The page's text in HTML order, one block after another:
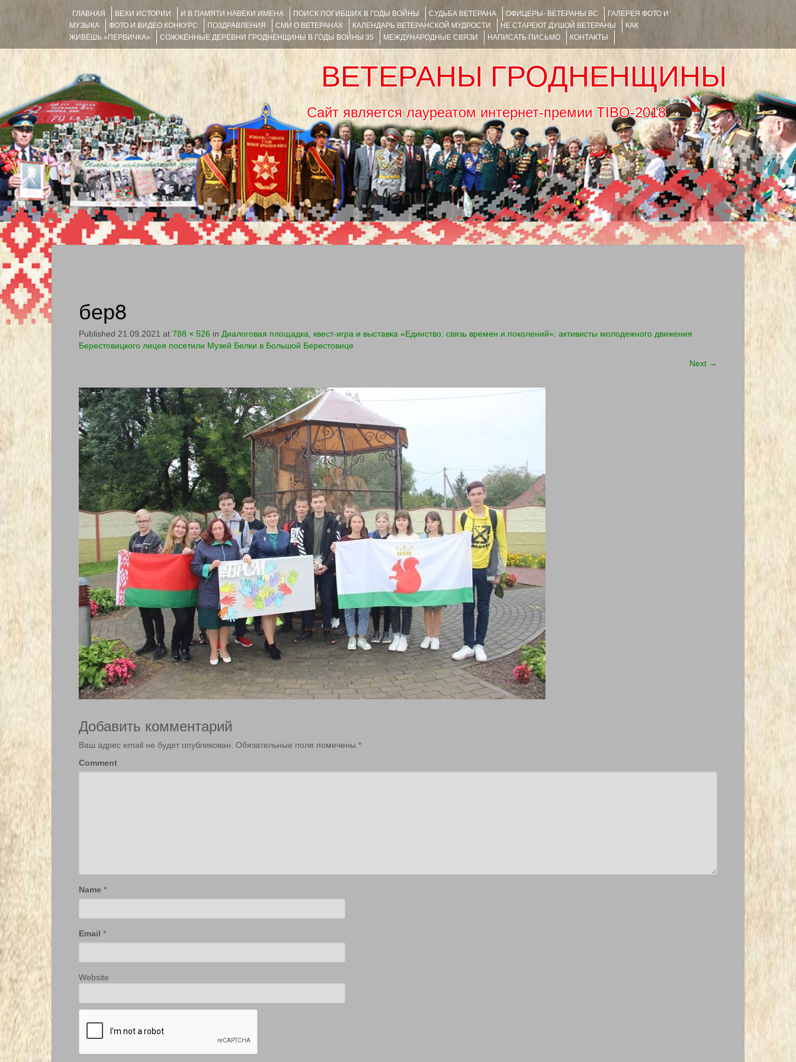
ГЛАВНАЯ ВЕХИ ИСТОРИИ И В ПАМЯТИ НАВЕКИ ИМЕНА ПОИСК ПОГИБШИХ В ГОДЫ ВОЙНЫ СУДЬБА ВЕТЕРАНА ОФИЦЕРЫ- ВЕТЕРАНЫ ВС
ГАЛЕРЕЯ ФОТО И
МУЗЫКА
ФОТО И ВИДЕО КОНКУРС ПОЗДРАВЛЕНИЯ СМИ О ВЕТЕРАНАХ КАЛЕНДАРЬ ВЕТЕРАНСКОЙ МУДРОСТИ НЕ СТАРЕЮТ ДУШОЙ ВЕТЕРАНЫ
КАК
ЖИВЁШЬ «ПЕРВИЧКА»
СОЖЖЁННЫЕ ДЕРЕВНИ ГРОДНЕНЩИНЫ В ГОДЫ ВОЙНЫ 35 МЕЖДУНАРОДНЫЕ СВЯЗИ НАПИСАТЬ ПИСЬМО КОНТАКТЫ
ВЕТЕРАНЫ ГРОДНЕНЩИНЫ
Сайт является лауреатом интернет-премии TIBO-2018
Menu
SKIP TO CONTENT
бер8
Published 21.09.2021 at 788 × 526 in Диалоговая площадка, квест-игра и выставка «Единство: связь времен и поколений»: активисты молодежного движения
Берестовицкого лицея посетили Музей Белки в Большой Берестовице
Next →
Добавить комментарий
Ваш адрес email не будет опубликован. Обязательные поля помечены *
Comment
Name *
Email *
Website